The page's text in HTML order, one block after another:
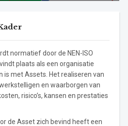
normatief door de NEN-ISO
plaats als een organisatie
is met Assets. Het realiseren van
en waarborgen van
risico’s, kansen en prestaties
de Asset zich bevind heeft een